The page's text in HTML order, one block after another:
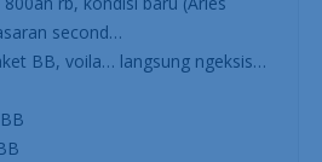
second…
BB, voila… langsung ngeksis…